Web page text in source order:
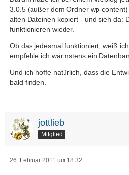
3.0.5 (außer dem Ordner wp-
alten Dateinen kopiert - und sieh da:
funktionieren wieder.
Ob das jedesmal funktioniert, weiß
empfehle ich wärmstens ein
Und ich hoffe natürlich, dass die
bald finden.
jottlieb
Mitglied
26. Februar 2011 um 18:32